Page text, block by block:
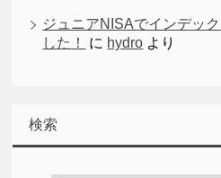
ジュニアNISAでインデッ
した！
に hydro より
検索